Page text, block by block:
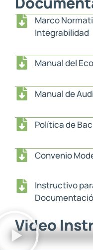
Marco
Integrabilidad
Manual del
Manual de
Política de
Convenio
Instructivo
Video